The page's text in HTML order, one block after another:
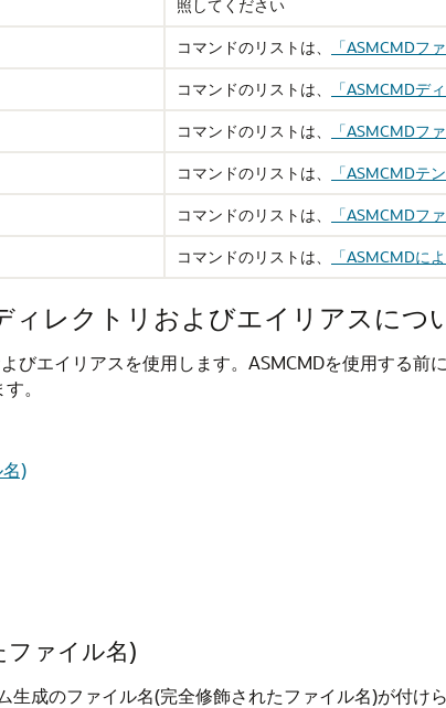
照してください
コマンドのリストは、 「ASMCMDフ
コマンドのリストは、 「ASMCMDデ
コマンドのリストは、 「ASMCMDフ
コマンドのリストは、 「ASMCMDテ
コマンドのリストは、 「ASMCMDフ
コマンドのリストは、 「ASMCMDに
ィレクトリおよびエイリアスにつ
びエイリアスを使用します。ASMCMDを使用する前
。
)
ファイル名)
成のファイル名(完全修飾されたファイル名)が付け